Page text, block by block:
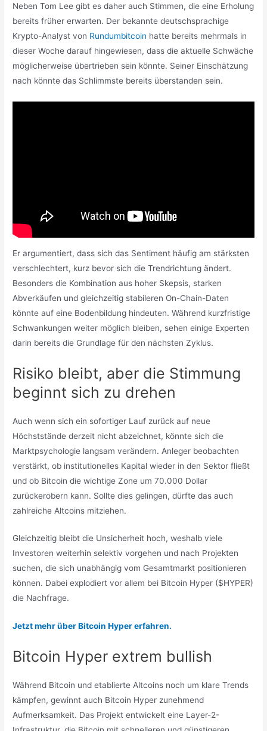
Neben Tom Lee gibt es daher auch Stimmen, die eine Erholung
bereits früher erwarten. Der bekannte deutschsprachige
Krypto-Analyst von Rundumbitcoin hatte bereits mehrmals in
dieser Woche darauf hingewiesen, dass die aktuelle Schwäche
möglicherweise übertrieben sein könnte. Seiner Einschätzung
nach könnte das Schlimmste bereits überstanden sein.
Er argumentiert, dass sich das Sentiment häufig am stärksten
verschlechtert, kurz bevor sich die Trendrichtung ändert.
Besonders die Kombination aus hoher Skepsis, starken
Abverkäufen und gleichzeitig stabileren On-Chain-Daten
könnte auf eine Bodenbildung hindeuten. Während kurzfristige
Schwankungen weiter möglich bleiben, sehen einige Experten
darin bereits die Grundlage für den nächsten Zyklus.
Risiko bleibt, aber die Stimmung
beginnt sich zu drehen
Auch wenn sich ein sofortiger Lauf zurück auf neue
Höchststände derzeit nicht abzeichnet, könnte sich die
Marktpsychologie langsam verändern. Anleger beobachten
verstärkt, ob institutionelles Kapital wieder in den Sektor fließt
und ob Bitcoin die wichtige Zone um 70.000 Dollar
zurückerobern kann. Sollte dies gelingen, dürfte das auch
zahlreiche Altcoins mitziehen.
Gleichzeitig bleibt die Unsicherheit hoch, weshalb viele
Investoren weiterhin selektiv vorgehen und nach Projekten
suchen, die sich unabhängig vom Gesamtmarkt positionieren
können. Dabei explodiert vor allem bei Bitcoin Hyper ($HYPER)
die Nachfrage.
Jetzt mehr über Bitcoin Hyper erfahren.
Bitcoin Hyper extrem bullish
Während Bitcoin und etablierte Altcoins noch um klare Trends
kämpfen, gewinnt auch Bitcoin Hyper zunehmend
Aufmerksamkeit. Das Projekt entwickelt eine Layer-2-